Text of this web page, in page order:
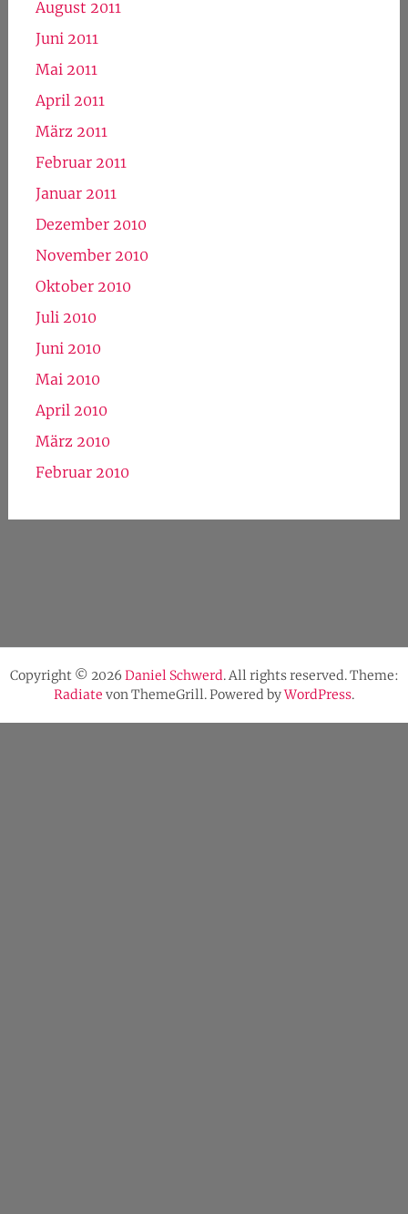
August 2011
Juni 2011
Mai 2011
April 2011
März 2011
Februar 2011
Januar 2011
Dezember 2010
November 2010
Oktober 2010
Juli 2010
Juni 2010
Mai 2010
April 2010
März 2010
Februar 2010
Copyright © 2026 Daniel Schwerd. All rights reserved. Theme:
Radiate von ThemeGrill. Powered byWordPress.